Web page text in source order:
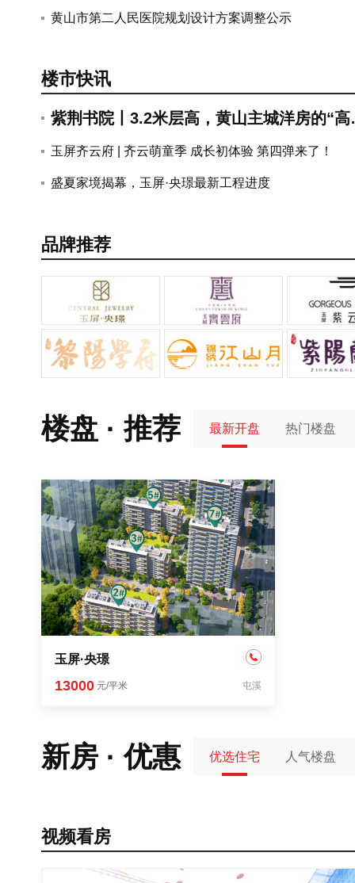
黄山市第二人民医院规划设计方案调整公示
楼市快讯
紫荆书院丨3.2米层高，黄山主城洋房的“高
度”哲学
玉屏齐云府 | 齐云萌童季 成长初体验 第四弹来了！
盛夏家境揭幕，玉屏·央璟最新工程进度
品牌推荐
楼盘 · 推荐 最新开盘 热门楼盘
玉屏·央璟
13000 元/平米 屯溪
新房 · 优惠 优选住宅 人气楼盘
视频看房